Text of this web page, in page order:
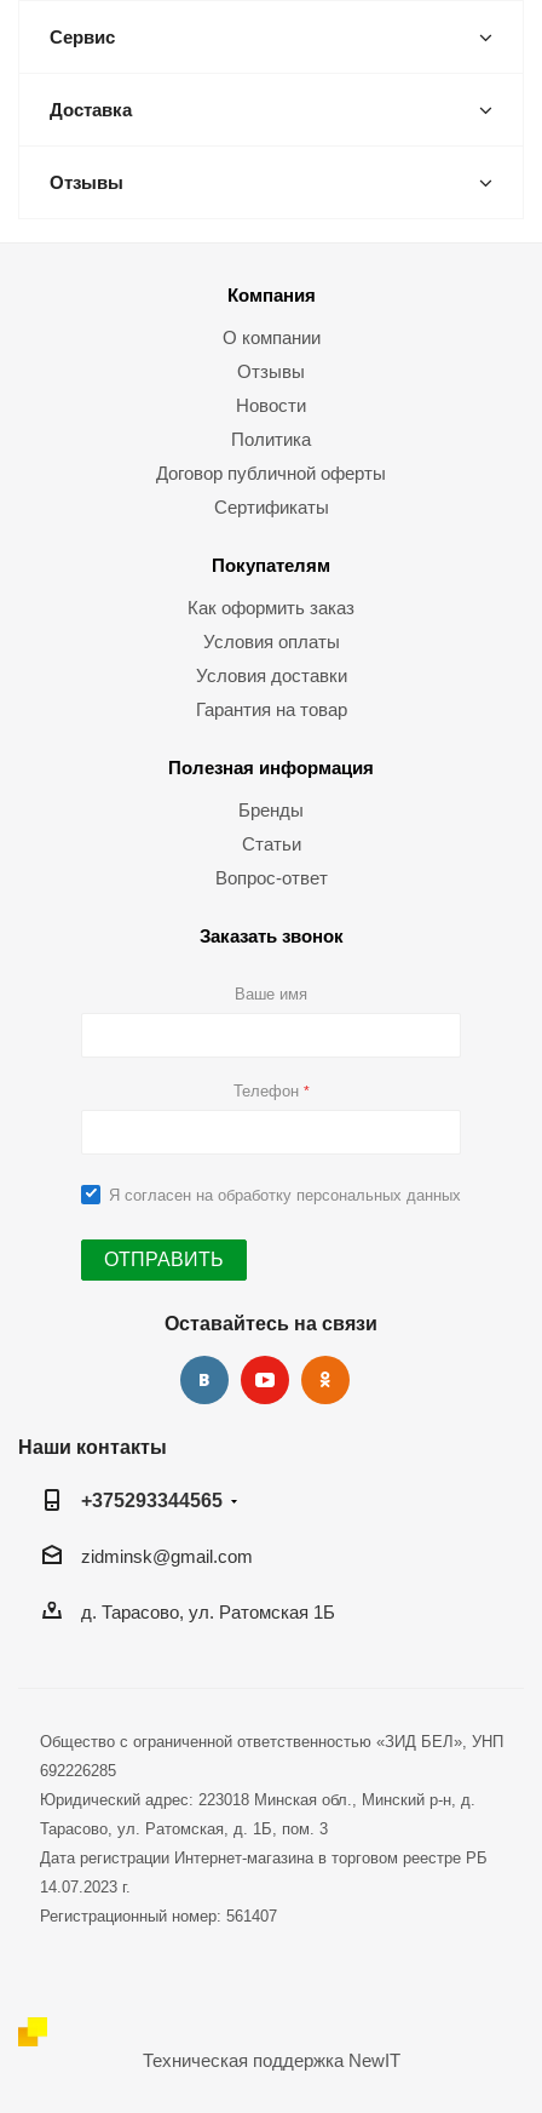
Сервис
Доставка
Отзывы
Компания
О компании
Отзывы
Новости
Политика
Договор публичной оферты
Сертификаты
Покупателям
Как оформить заказ
Условия оплаты
Условия доставки
Гарантия на товар
Полезная информация
Бренды
Статьи
Вопрос-ответ
Заказать звонок
Ваше имя
Телефон *
Я согласен на обработку персональных данных
Оставайтесь на связи
Наши контакты
+375293344565
zidminsk@gmail.com
д. Тарасово, ул. Ратомская 1Б
Общество с ограниченной ответственностью «ЗИД БЕЛ», УНП
692226285
Юридический адрес: 223018 Минская обл., Минский р-н, д.
Тарасово, ул. Ратомская, д. 1Б, пом. 3
Дата регистрации Интернет-магазина в торговом реестре РБ
14.07.2023 г.
Регистрационный номер: 561407
Техническая поддержка NewIT